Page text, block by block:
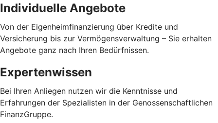
Individuelle Angebote
Von der Eigenheimfinanzierung über Kredite und
Versicherung bis zur Vermögensverwaltung – Sie erhalten
Angebote ganz nach Ihren Bedürfnissen.
Expertenwissen
Bei Ihren Anliegen nutzen wir die Kenntnisse und
Erfahrungen der Spezialisten in der Genossenschaftlichen
FinanzGruppe.